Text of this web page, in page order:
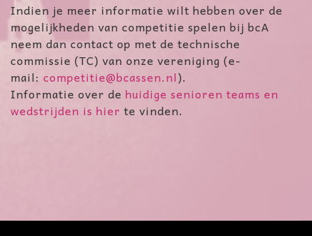
Indien je meer informatie wilt hebben over de
mogelijkheden van competitie spelen bij bcA
neem dan contact op met de technische
commissie (TC) van onze vereniging (e-
mail: competitie@bcassen.nl).
Informatie over de huidige senioren teams en
wedstrijden is hier te vinden.